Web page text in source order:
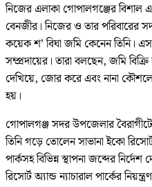
নিজের এলাকা গোপালগঞ্জের বিশাল
বেনজীর। নিজের ও তার পরিবারের
কয়েক শ’ বিঘা জমি কেনেন তিনি।
সম্প্রদায়ের। তারা বলছেন, জমি
দেখিয়ে, জোর করে এবং নানা
হয়।
গোপালগঞ্জ সদর উপজেলার
তিনি গড়ে তোলেন সাভানা ইকো
পার্কসহ বিভিন্ন স্থাপনা জব্দের
রিসোর্ট অ্যান্ড ন্যাচারাল পার্কের